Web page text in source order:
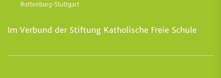
Im Verbund der Stiftung Katholische Freie Schule